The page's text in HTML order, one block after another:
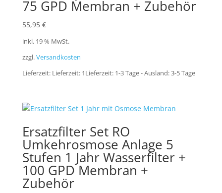
75 GPD Membran + Zubehör
55,95 €
inkl. 19 % MwSt.
zzgl.Versandkosten
Lieferzeit: Lieferzeit: 1Lieferzeit: 1-3 Tage - Ausland: 3-5 Tage
Ersatzfilter Set RO
Umkehrosmose Anlage 5
Stufen 1 Jahr Wasserfilter +
100 GPD Membran +
Zubehör